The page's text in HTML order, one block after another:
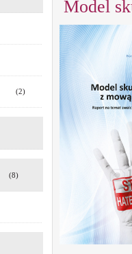
(2)
(8)
Model